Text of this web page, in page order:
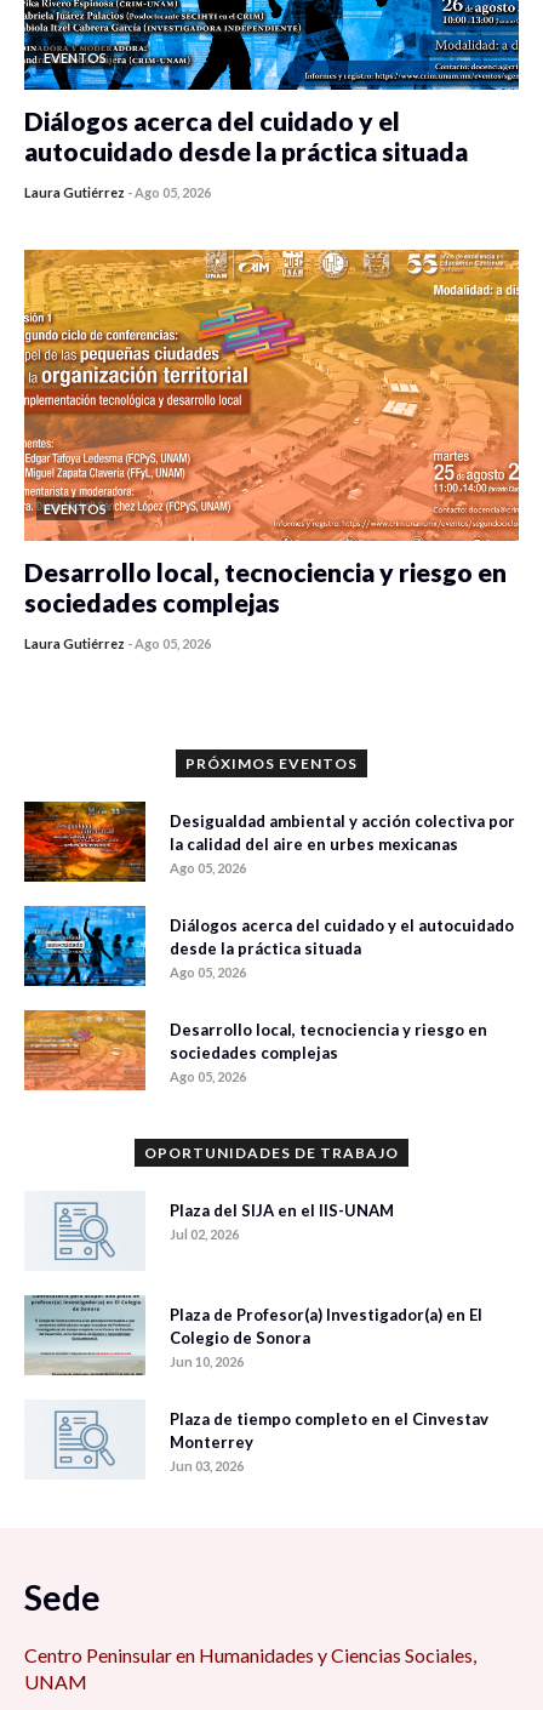
EVENTOS
Diálogos acerca del cuidado y el
autocuidado desde la práctica situada
Laura Gutiérrez -Ago 05, 2026
EVENTOS
Desarrollo local, tecnociencia y riesgo en
sociedades complejas
Laura Gutiérrez -Ago 05, 2026
PRÓXIMOS EVENTOS
Desigualdad ambiental y acción colectiva por
la calidad del aire en urbes mexicanas
Ago 05, 2026
Diálogos acerca del cuidado y el autocuidado
desde la práctica situada
Ago 05, 2026
Desarrollo local, tecnociencia y riesgo en
sociedades complejas
Ago 05, 2026
OPORTUNIDADES DE TRABAJO
Plaza del SIJA en el IIS-UNAM
Jul 02, 2026
Plaza de Profesor(a) Investigador(a) en El
Colegio de Sonora
Jun 10, 2026
Plaza de tiempo completo en el Cinvestav
Monterrey
Jun 03, 2026
Sede
Centro Peninsular en Humanidades y Ciencias Sociales,
UNAM